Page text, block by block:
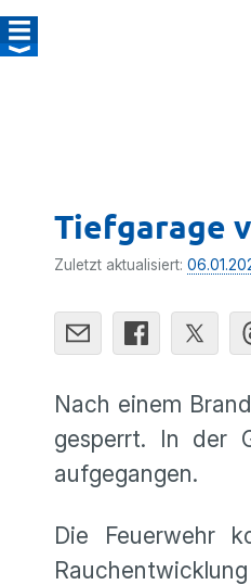
Tiefgarage
Zuletzt aktualisiert:
Nach einem
gesperrt. In der
aufgegangen.
Die Feuerwehr